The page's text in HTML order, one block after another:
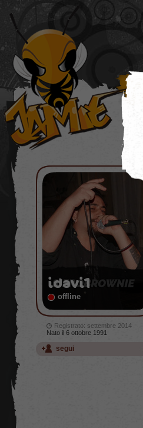
idavi1
offline
Registrato: settembre 2014
Nato il 6 ottobre 1991
segui